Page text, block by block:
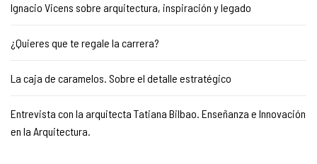
Ignacio Vicens sobre arquitectura, inspiración y legado
¿Quieres que te regale la carrera?
La caja de caramelos. Sobre el detalle estratégico
Entrevista con la arquitecta Tatiana Bilbao. Enseñanza e Innovación
en la Arquitectura.